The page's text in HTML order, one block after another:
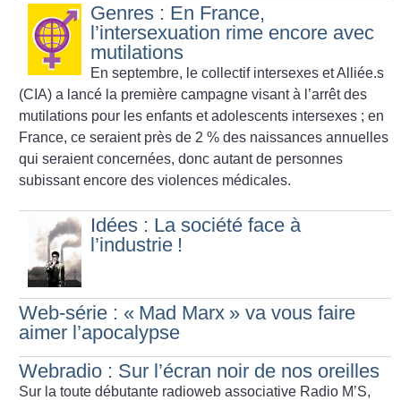
Genres : En France,
l’intersexuation rime encore avec
mutilations
En septembre, le collectif intersexes et Alliée.s
(CIA) a lancé la première campagne visant à l’arrêt des
mutilations pour les enfants et adolescents intersexes ; en
France, ce seraient près de 2 % des naissances annuelles
qui seraient concernées, donc autant de personnes
subissant encore des violences médicales.
Idées : La société face à
l’industrie !
Web-série : « Mad Marx » va vous faire
aimer l’apocalypse
Webradio : Sur l’écran noir de nos oreilles
Sur la toute débutante radioweb associative Radio M’S,